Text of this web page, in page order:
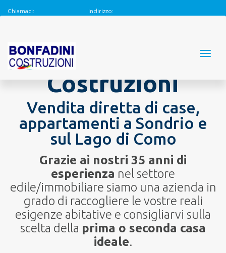
Chiamaci:
Indirizzo:
Bonfadini
Costruzioni
Vendita diretta di case,
appartamenti a Sondrio e
sul Lago di Como
Grazie ai nostri 35 anni di
esperienza nel settore
edile/immobiliare siamo una azienda in
grado di raccogliere le vostre reali
esigenze abitative e consigliarvi sulla
scelta della prima o seconda casa
ideale.